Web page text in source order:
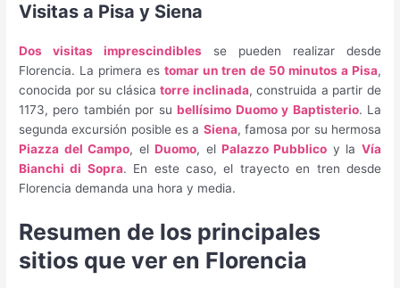
Visitas a Pisa y Siena
Dos visitas imprescindibles se pueden realizar desde
Florencia. La primera es tomar un tren de 50 minutos a Pisa,
conocida por su clásicatorre inclinada, construida a partir de
1173, pero también por subellísimo Duomo y Baptisterio. La
segunda excursión posible es a Siena, famosa por su hermosa
Piazza del Campo, elDuomo, el Palazzo Pubblico y la Vía
Bianchi di Sopra. En este caso, el trayecto en tren desde
Florencia demanda una hora y media.
Resumen de los principales
sitios que ver en Florencia